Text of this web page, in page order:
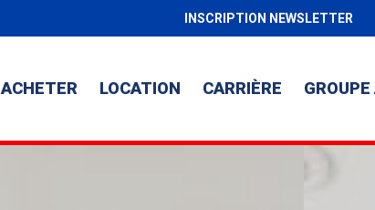
INSCRIPTION NEWSLETTER
ACHETER LOCATION CARRIÈRE